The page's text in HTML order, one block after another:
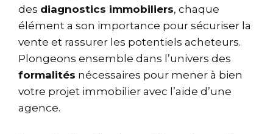
des diagnostics immobiliers, chaque
élément a son importance pour sécuriser la
vente et rassurer les potentiels acheteurs.
Plongeons ensemble dans l’univers des
formalités nécessaires pour mener à bien
votre projet immobilier avec l’aide d’une
agence.